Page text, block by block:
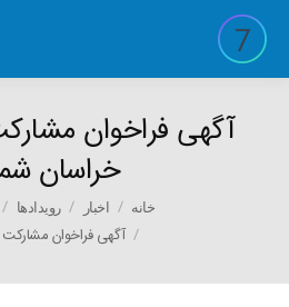
آگهی فراخوان
خراسان
خانه اخبار رویدادها
آگهی فراخوان